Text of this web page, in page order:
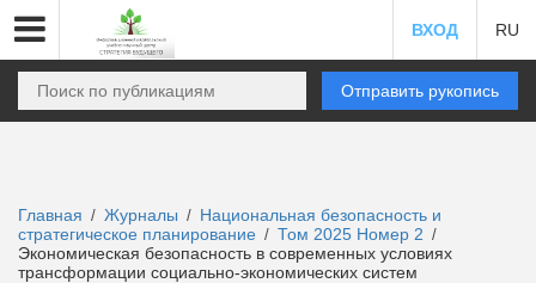
ВХОД RU
Отправить рукопись
Главная / Журналы / Национальная безопасность и
стратегическое планирование / Том 2025 Номер 2 /
Экономическая безопасность в современных условиях
трансформации социально-экономических систем